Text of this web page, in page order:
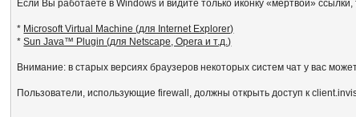
Если Вы работаете в Windows и видите только иконку «мертвой»
* Microsoft Virtual Machine (для Internet Explorer)
*Sun Java™ Plugin (для Netscape, Opera и т.д.)
Внимание: в старых версиях браузеров некоторых систем чат у вас
Пользователи, использующие firewall, должны открыть доступ к